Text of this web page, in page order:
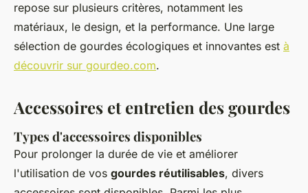
repose sur plusieurs critères, notamment les
matériaux, le design, et la performance. Une large
sélection de gourdes écologiques et innovantes est à
découvrir sur gourdeo.com.
Accessoires et entretien des gourdes
Types d'accessoires disponibles
Pour prolonger la durée de vie et améliorer
l'utilisation de vos gourdes réutilisables, divers